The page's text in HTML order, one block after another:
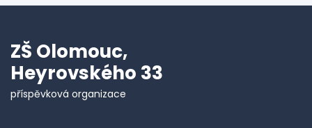
ZŠ Olomouc,
Heyrovského 33
příspěvková organizace